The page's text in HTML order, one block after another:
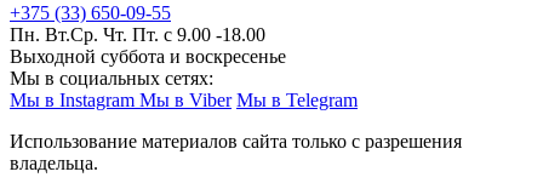
+375 (33) 650-09-55
Пн. Вт.Ср. Чт. Пт. с 9.00 -18.00
Выходной суббота и воскресенье
Мы в социальных сетях:
Мы в Instagram Мы в Viber Мы в Telegram
Использование материалов сайта только с разрешения
владельца.